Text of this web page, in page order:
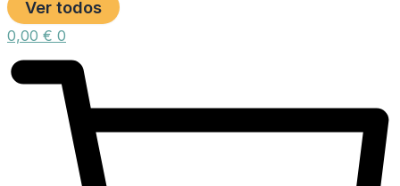
Ver todos
0,00 € 0